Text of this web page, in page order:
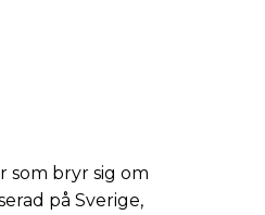
som bryr sig om
på Sverige,